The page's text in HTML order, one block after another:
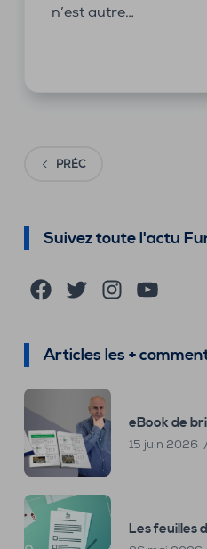
n’est autre…
PRÉC
Suivez toute l'actu
FacebookTwitterInstagramYouTube
Articles les +
eBook de
15 juin 2026
Les feuilles